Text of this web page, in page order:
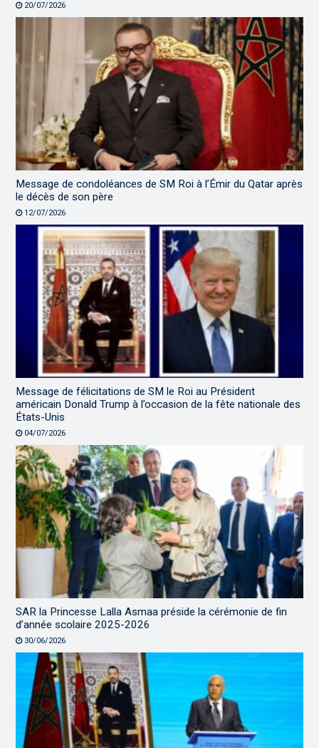
20/07/2026
Message de condoléances de SM Roi à l’Émir du Qatar après
le décès de son père
12/07/2026
Message de félicitations de SM le Roi au Président
américain Donald Trump à l’occasion de la fête nationale des
États-Unis
04/07/2026
SAR la Princesse Lalla Asmaa préside la cérémonie de fin
d’année scolaire 2025-2026
30/06/2026